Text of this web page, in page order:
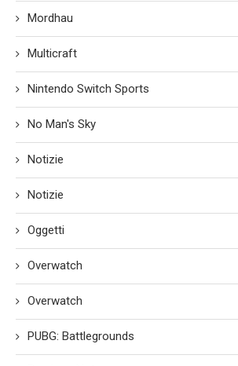
Mordhau
Multicraft
Nintendo Switch Sports
No Man's Sky
Notizie
Notizie
Oggetti
Overwatch
Overwatch
PUBG: Battlegrounds